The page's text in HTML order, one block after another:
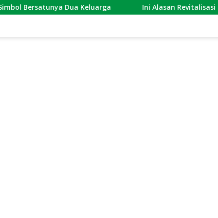
Dua Keluarga Ini Alasan Revitalisasi Stasiun